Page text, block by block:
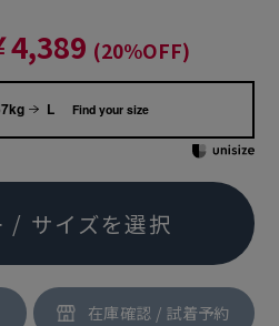
4,389 (20%OFF)
L Find your size
/ サイズを選択